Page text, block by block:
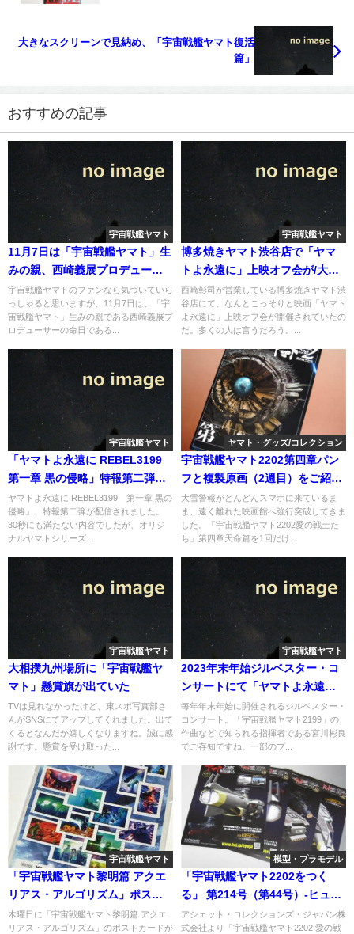
大きなスクリーンで見納め、「宇宙戦艦ヤマト復活
篇」
おすすめの記事
宇宙戦艦ヤマト
11月7日は「宇宙戦艦ヤマト」生
みの親、西崎義展プロデューサ
ーの命日
宇宙戦艦ヤマトのファンなら気づいていら
っしゃると思いますが、11月7日は、「宇
宙戦艦ヤマト」生みの親である西崎義展プ
ロデューサーの命日である...
宇宙戦艦ヤマト
博多焼きヤマト渋谷店で「ヤマ
トよ永遠に」上映オフ会が/大洗
にてむらかわみちおサイン会
西崎彰司が営業している博多焼きヤマト渋
谷店にて、なんとこっそりと映画「ヤマト
よ永遠に」上映オフ会が開催されていたの
だ。多くの人は言うだろう。...
宇宙戦艦ヤマト
「ヤマトよ永遠に REBEL3199
第一章 黒の侵略」特報第二弾配
信
ヤマトよ永遠に REBEL3199 第一章 黒の
侵略」、特報第二弾が配信されました。
30秒にも満たない内容でしたが、オリジ
ナルヤマトシリーズ...
ヤマト・グッズ/コレクション
宇宙戦艦ヤマト2202第四章パン
フと複製原画（2週目）をご紹
介。
大雪警報がどんどんスマホに来ているま
ま、遠く離れた映画館へ強行突破してきま
した。「宇宙戦艦ヤマト2202愛の戦士た
ち」第四章天命篇を1回だけ...
宇宙戦艦ヤマト
大相撲九州場所に「宇宙戦艦ヤ
マト」懸賞旗が出ていた
TVは見れなかったけど、東スポ写真部さ
んがSNSにてアップしてくれました。出て
くるとなんだか嬉しくなりますね。誠に感
謝です。懸賞を受け取った...
宇宙戦艦ヤマト
2023年末年始ジルベスター・コ
ンサートにて「ヤマトよ永遠
に」より「新銀河誕生」を演奏
へ
毎年年末年始に開催されるジルベスター・
コンサート。「宇宙戦艦ヤマト2199」の
作曲などで知られる指揮者である宮川彬良
でご存知ですね。一部のプ...
宇宙戦艦ヤマト
「宇宙戦艦ヤマト黎明篇 アクエ
リアス・アルゴリズム」ポスト
カードが届く
木曜日に「宇宙戦艦ヤマト黎明篇 アクエ
リアス・アルゴリズム」のポストカードが
模型・プラモデル
「宇宙戦艦ヤマト2202をつく
る」 第214号（第44号）-ヒュウ
ガ編
アシェット・コレクションズ・ジャパン株
式会社より「宇宙戦艦ヤマト2202 愛の戦